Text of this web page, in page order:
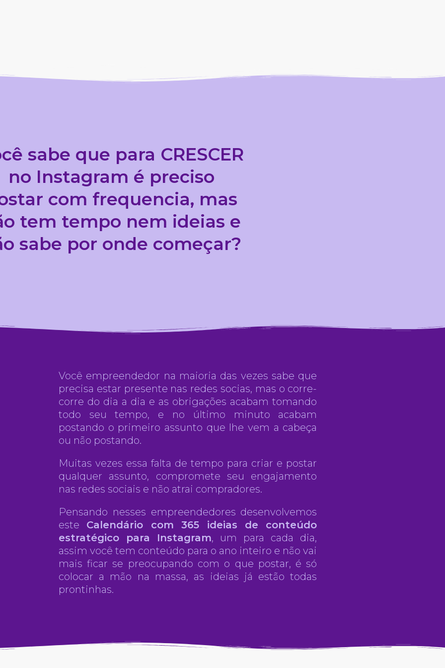
sabe que para CRESCER
no Instagram é preciso
com frequencia, mas
tem tempo nem ideias e
sabe por onde começar?
Você empreendedor na maioria das vezes sabe que
precisa estar presente nas redes socias, mas o corre-
corre do dia a dia e as obrigações acabam tomando
todo seu tempo, e no último minuto acabam
postando o primeiro assunto que lhe vem a cabeça
ou não postando.
Muitas vezes essa falta de tempo para criar e postar
qualquer assunto, compromete seu engajamento
nas redes sociais e não atrai compradores.
Pensando nesses empreendedores desenvolvemos
este Calendário com 365 ideias de conteúdo
estratégico para Instagram, um para cada dia,
assim você tem conteúdo para o ano inteiro e não vai
mais ficar se preocupando com o que postar, é só
colocar a mão na massa, as ideias já estão todas
prontinhas.